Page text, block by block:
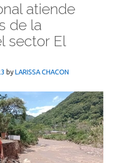
atiende
de la
sector El
byLARISSA CHACON